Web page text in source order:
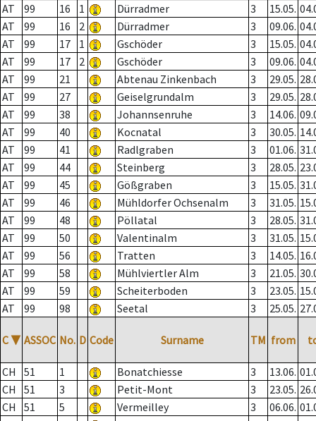
AT
99 16 1 Dürradmer 3 15.05.
AT
99 16 2 Dürradmer 3 09.06.
AT
99 17 1 Gschöder 3 15.05.
AT
99 17 2 Gschöder 3 09.06.
AT
99 21 Abtenau Zinkenbach 3 29.05.
AT
99 27 Geiselgrundalm 3 29.05.
AT
99 38 Johannsenruhe 3 14.06.
AT
99 40 Kocnatal 3 30.05.
AT
99 41 Radlgraben 3 01.06.
AT
99 44 Steinberg 3 28.05.
AT
99 45 Gößgraben 3 15.05.
AT
99 46 Mühldorfer Ochsenalm 3 31.05.
AT
99 48 Pöllatal 3 28.05.
AT
99 50 Valentinalm 3 31.05.
AT
99 56 Tratten 3 14.05.
AT
99 58 Mühlviertler Alm 3 21.05.
AT
99 59 Scheiterboden 3 23.05.
AT
99 98 Seetal 3 25.05.
C ▼ ASSOC No. D Code Surname TM from
CH 51 1 Bonatchiesse 3 13.06.
CH
51 3 Petit-Mont 3 23.05.
CH
51 5 Vermeilley 3 06.06.